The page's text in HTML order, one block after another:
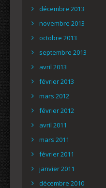
décembre 2013
novembre 2013
octobre 2013
septembre 2013
avril 2013
février 2013
mars 2012
février 2012
avril 2011
mars 2011
février 2011
janvier 2011
décembre 2010